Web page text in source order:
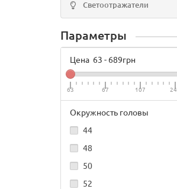
Светоотражатели
Параметры
Цена 63 - 689грн
63 67 107
Окружность головы
44
48
50
52